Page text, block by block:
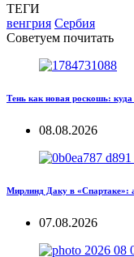
ТЕГИ
венгрия Сербия
Советуем почитать
Тень как новая роскошь: куда
08.08.2026
Мирлинд Даку в «Спартаке»:
07.08.2026